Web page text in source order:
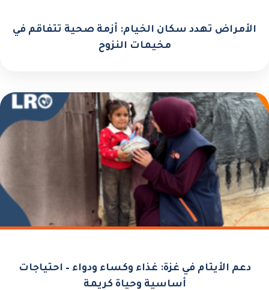
الأمراض تهدد سكان الخيام: أزمة صحية تتفاقم في
مخيمات النزوح
دعم الأيتام في غزة: غذاء وكساء ودواء – احتياجات
أساسية وحياة كريمة